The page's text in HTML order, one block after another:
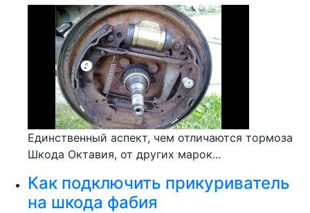
Единственный аспект, чем отличаются тормоза
Шкода Октавия, от других марок...
Как подключить прикуриватель
на шкода фабия